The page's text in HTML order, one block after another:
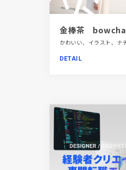
金棒茶 bowcha
DETAIL